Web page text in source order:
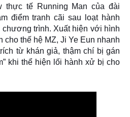
thực tế Running Man của đài
điểm tranh cãi sau loạt hành
chương trình. Xuất hiện với hình
cho thế hệ MZ, Ji Ye Eun nhanh
từ khán giả, thậm chí bị gán
khi thể hiện lối hành xử bị cho